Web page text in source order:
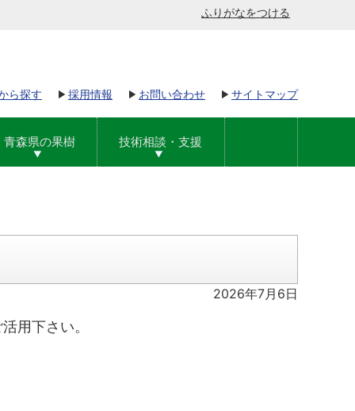
ふりがなをつける
ら探す 採用情報 お問い合わせ サイトマップ
青森県の果樹 技術相談・支援
2026年7月6日
用下さい。